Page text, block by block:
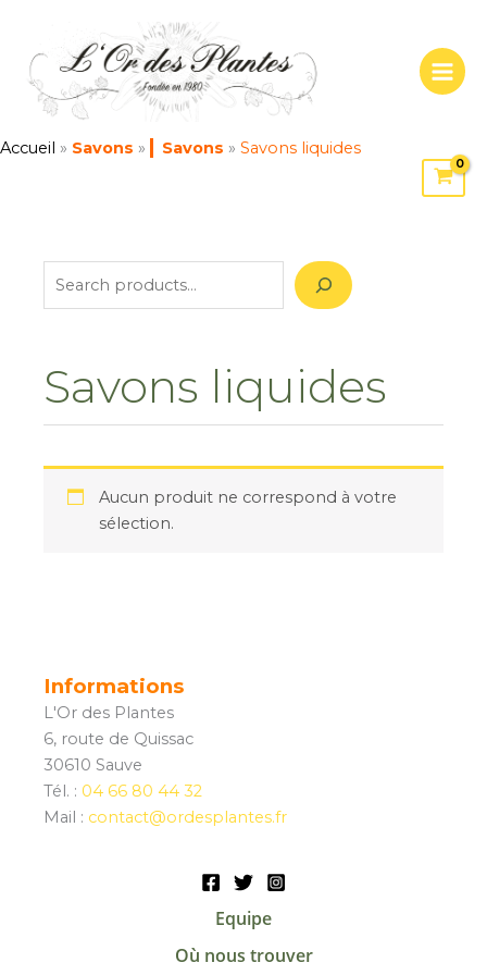
contenu
Accueil » Savons » Savons » Savons liquides
r
c
Savons liquides
Aucun produit ne correspond à votre
sélection.
Informations
L'Or des Plantes
6, route de Quissac
30610 Sauve
Tél. : 04 66 80 44 32
Mail : contact@ordesplantes.fr
Equipe
Où nous trouver